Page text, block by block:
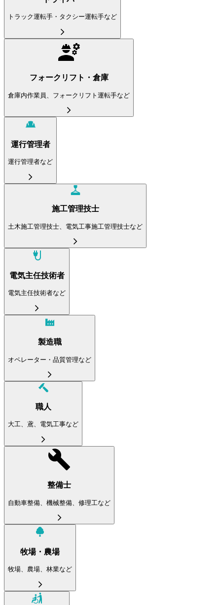
トラック運転手・タクシー運転手など
フォークリフト・倉庫
倉庫内作業員、フォークリフト運転手など
運行管理者
運行管理者など
施工管理技士
土木施工管理技士、電気工事施工管理技士など
電気主任技術者
電気主任技術者など
製造職
オペレーター・品質管理など
職人
大工、鳶、電気工事など
整備士
自動車整備、機械整備、修理工など
牧場・農場
牧場、農場、林業など